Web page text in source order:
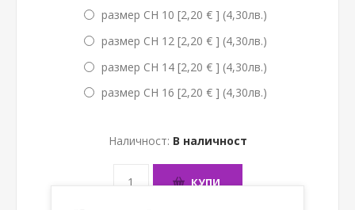
размер CH 10 [2,20 € ] (4,30лв.)
размер CH 12 [2,20 € ] (4,30лв.)
размер CH 14 [2,20 € ] (4,30лв.)
размер CH 16 [2,20 € ] (4,30лв.)
Наличност: В наличност
КУПИ